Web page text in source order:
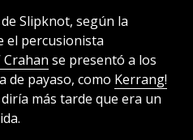
Slipknot, según la
el percusionista
Crahan se presentó a los
de payaso, como Kerrang!
más tarde que era un